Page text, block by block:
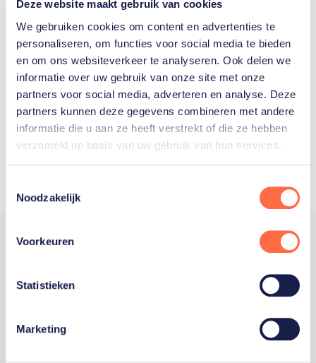
Deze website maakt gebruik van cookies
We gebruiken cookies om content en advertenties te
personaliseren, om functies voor social media te bieden
en om ons websiteverkeer te analyseren. Ook delen we
informatie over uw gebruik van onze site met onze
partners voor social media, adverteren en analyse. Deze
partners kunnen deze gegevens combineren met andere
informatie die u aan ze heeft verstrekt of die ze hebben
verzameld op basis van uw gebruik van hun services.
Noodzakelijk
Voorkeuren
Statistieken
Marketing
Welke Nederlanders hebben er
ooit meegedaan aan de
Olympische Spelen?
Trotse hoofdsponsor
Staatsloterij is trotse hoofdsponsor van